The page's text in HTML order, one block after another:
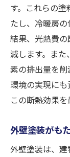
す。これらの
たし、冷暖房
結果、光熱費
減します。ま
素の排出量を
環境の実現にも
この断熱効果を
外壁塗装がも
外壁塗装は、